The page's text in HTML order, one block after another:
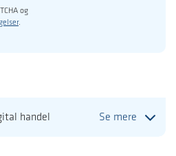
og
.
handel Se mere